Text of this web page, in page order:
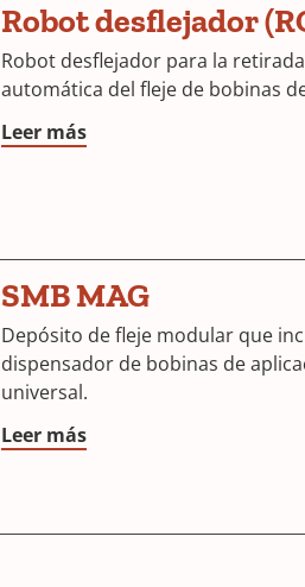
Robot desflejador
Robot desflejador para la retirada
automática del fleje de bobinas
Leer más
SMB MAG
Depósito de fleje modular que
dispensador de bobinas de
universal.
Leer más